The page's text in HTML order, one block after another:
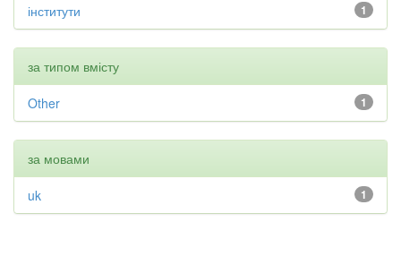
1
інститути
за типом вмісту
1
Other
за мовами
1
uk